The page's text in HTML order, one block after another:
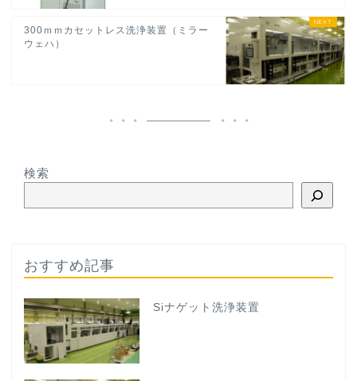
300ｍｍカセットレス洗浄装置（ミラー
ウェハ）
検索
おすすめ記事
Siナゲット洗浄装置